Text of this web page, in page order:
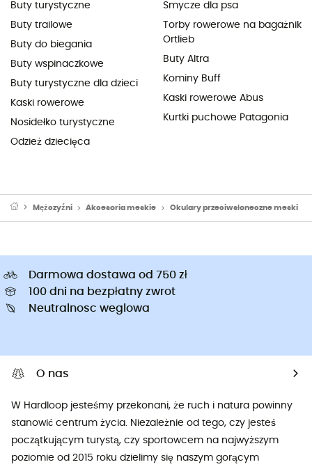
Buty turystyczne
Buty trailowe
Buty do biegania
Buty wspinaczkowe
Buty turystyczne dla dzieci
Kaski rowerowe
Nosidełko turystyczne
Odzież dziecięca
Smycze dla psa
Torby rowerowe na bagażnik
Ortlieb
Buty Altra
Kominy Buff
Kaski rowerowe Abus
Kurtki puchowe Patagonia
Mężczyźni Akcesoria meskie Okulary przeciwsłoneczne meski
Darmowa dostawa od 750 zł
100 dni na bezpłatny zwrot
Neutralnosc weglowa
O nas
W Hardloop jesteśmy przekonani, że ruch i natura powinny
stanowić centrum życia. Niezależnie od tego, czy jesteś
początkującym turystą, czy sportowcem na najwyższym
poziomie od 2015 roku dzielimy się naszym gorącym